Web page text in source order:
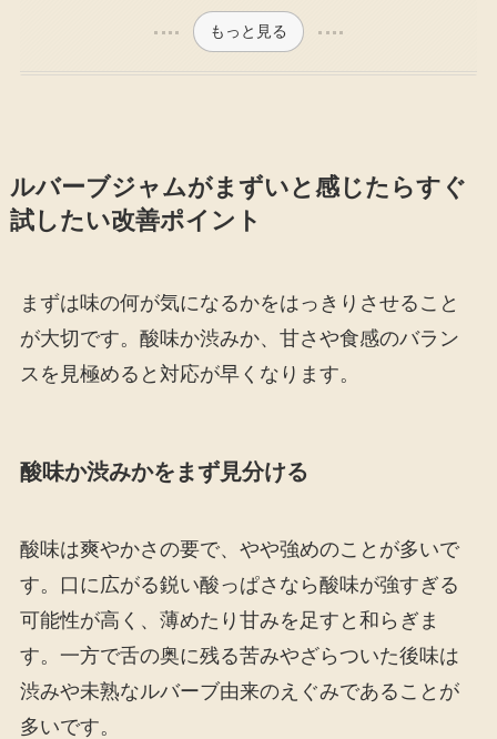
もっと見る
ルバーブジャムがまずいと感じたらすぐ
試したい改善ポイント
まずは味の何が気になるかをはっきりさせること
が大切です。酸味か渋みか、甘さや食感のバラン
スを見極めると対応が早くなります。
酸味か渋みかをまず見分ける
酸味は爽やかさの要で、やや強めのことが多いで
す。口に広がる鋭い酸っぱさなら酸味が強すぎる
可能性が高く、薄めたり甘みを足すと和らぎま
す。一方で舌の奥に残る苦みやざらついた後味は
渋みや未熟なルバーブ由来のえぐみであることが
多いです。